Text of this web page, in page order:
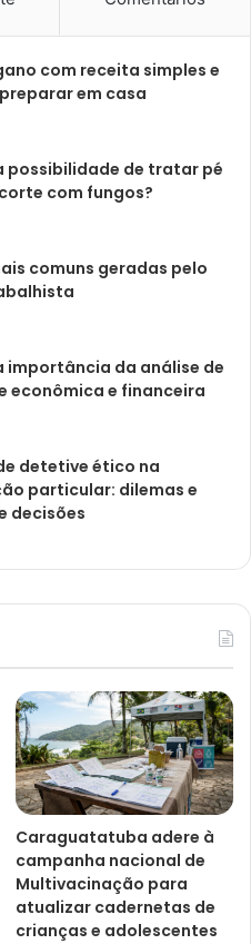
com receita simples e
em casa
possibilidade de tratar pé
com fungos?
comuns geradas pelo
importância da análise de
econômica e financeira
detetive ético na
particular: dilemas e
decisões
Caraguatatuba adere à
campanha nacional de
Multivacinação para
atualizar cadernetas de
crianças e adolescentes